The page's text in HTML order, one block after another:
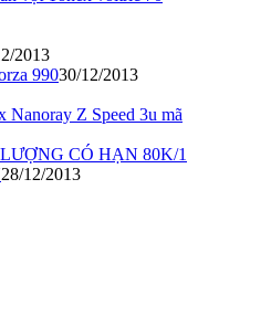
2013
99030/12/2013
Nanoray Z Speed 3u mã
CÓ HẠN 80K/1
28/12/2013